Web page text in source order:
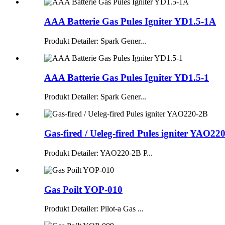
AAA Batterie Gas Pules Igniter YD1.5-1A
Produkt Detailer: Spark Gener...
AAA Batterie Gas Pules Igniter YD1.5-1
Produkt Detailer: Spark Gener...
Gas-fired / Ueleg-fired Pules igniter
Produkt Detailer: YAO220-2B P...
Gas Poilt YOP-010
Produkt Detailer: Pilot-a Gas ...